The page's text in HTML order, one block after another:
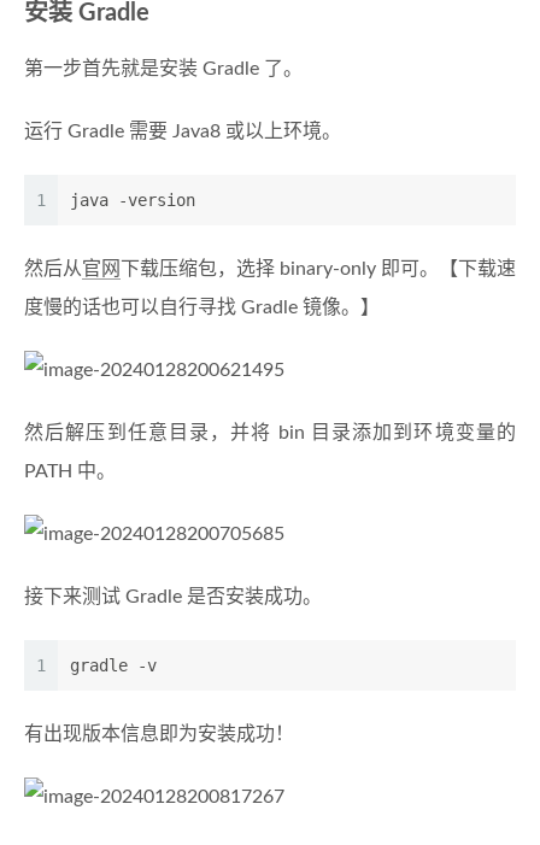
安装 Gradle
第一步首先就是安装 Gradle 了。
运行 Gradle 需要 Java8 或以上环境。
1 java -version
然后从官网
下载压缩包，选择 binary-only 即可。【下载速
度慢的话也可以自行寻找 Gradle 镜像。】
然后解压到任意目录，并将 bin 目录添加到环境变量的
PATH 中。
接下来测试 Gradle 是否安装成功。
1 gradle -v
有出现版本信息即为安装成功！